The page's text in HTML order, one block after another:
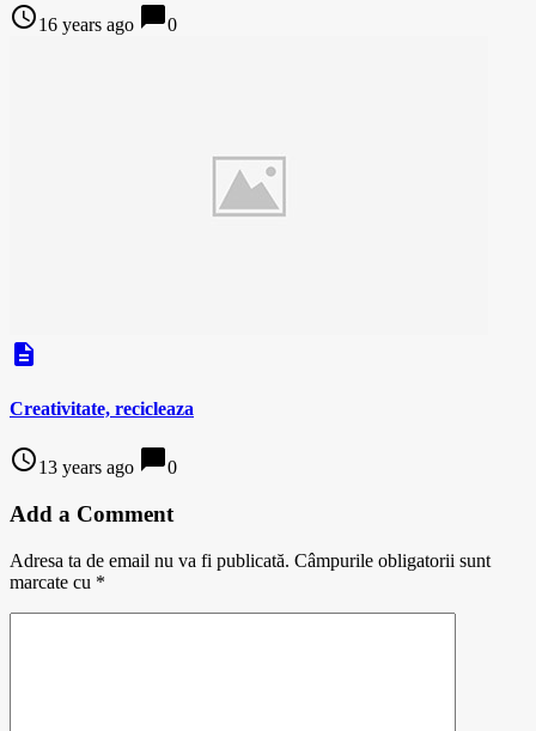
access_time16 years ago chat_bubble0
description
Creativitate, recicleaza
access_time13 years ago chat_bubble0
Add a Comment
Adresa ta de email nu va fi publicată. Câmpurile obligatorii sunt
marcate cu *